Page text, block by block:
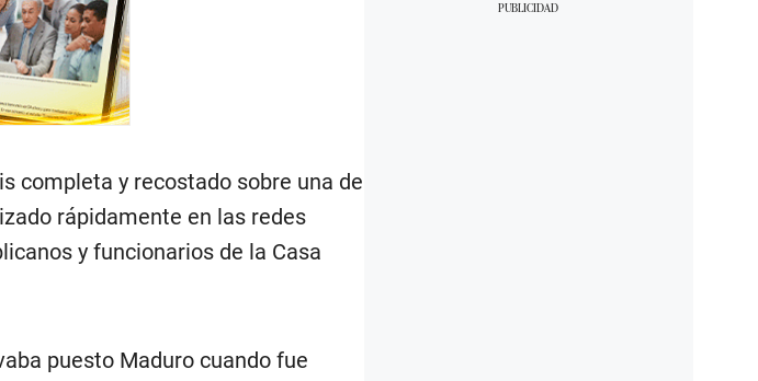
completa y recostado sobre una de
rápidamente en las redes
y funcionarios de la Casa
puesto Maduro cuando fue